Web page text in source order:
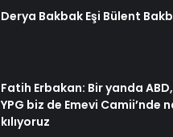
Derya Bakbak Eşi Bülent
Fatih Erbakan: Bir yanda
YPG biz de Emevi Camii’nde
kılıyoruz